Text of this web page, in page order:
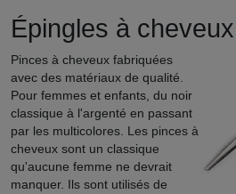
Épingles à
Pinces à cheveux fabriquées
avec des matériaux de qualité.
Pour femmes et enfants, du noir
classique à l'argenté en passant
par les multicolores. Les pinces à
cheveux sont un classique
qu'aucune femme ne devrait
manquer. Ils sont utilisés de